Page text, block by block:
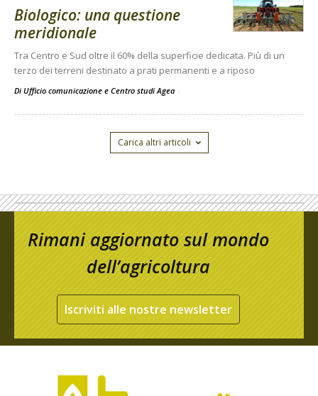
Biologico: una questione
meridionale
Tra Centro e Sud oltre il 60% della superficie dedicata. Più di un
terzo dei terreni destinato a prati permanenti e a riposo
Di Ufficio comunicazione e Centro studi Agea -
Carica altri articoli
Rimani aggiornato sul mondo
dell’agricoltura
Iscriviti alle nostre newsletter